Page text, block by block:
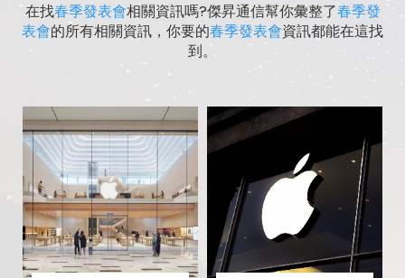
在找春季發表會相關資訊嗎?傑昇通信幫你彙整了春季發
表會的所有相關資訊，你要的春季發表會資訊都能在這找
到。